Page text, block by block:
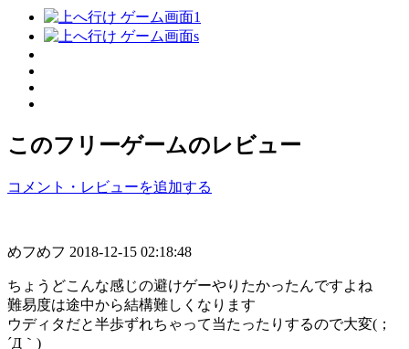
このフリーゲームのレビュー
コメント・レビューを追加する
めフめフ 2018-12-15 02:18:48
ちょうどこんな感じの避けゲーやりたかったんですよね
難易度は途中から結構難しくなります
ウディタだと半歩ずれちゃって当たったりするので大変(；
´Д｀)